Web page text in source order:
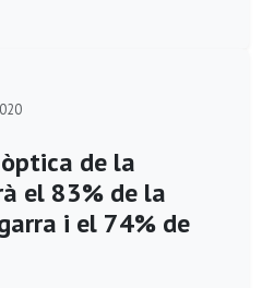
de la
el 83% de la
i el 74% de